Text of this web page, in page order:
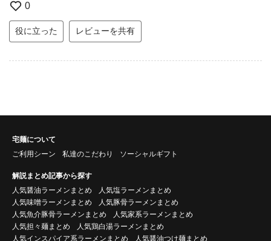
0
役に立った レビューを共有
宅麺について
ご利用シーン
私達のこだわり ソーシャルギフト
解説まとめ記事から探す
人気醤油ラーメンまとめ
人気塩ラーメンまとめ
人気味噌ラーメンまとめ
人気豚骨ラーメンまとめ
人気魚介豚骨ラーメンまとめ
人気家系ラーメンまとめ
人気担々麺まとめ
人気鶏白湯ラーメンまとめ
人気インスパイア系ラーメンまとめ
人気醤油つけ麺まとめ